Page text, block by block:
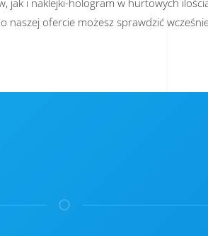
naszej ofercie możesz sprawdzić